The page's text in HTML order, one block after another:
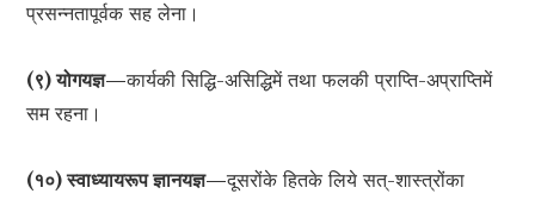
प्रसन्नतापूर्वक सह लेना।
(९) योगयज्ञ—कार्यकी सिद्धि-असिद्धिमें तथा फलकी प्राप्ति-अप्राप्तिमें
सम रहना।
(१०) स्वाध्यायरूप ज्ञानयज्ञ—दूसरोंके हितके लिये सत्-शास्त्रोंका